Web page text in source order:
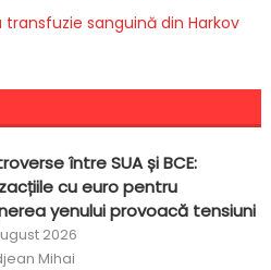
sanguină din Harkov
între SUA și BCE:
cu euro pentru
yenului provoacă tensiuni
2026
Mihai